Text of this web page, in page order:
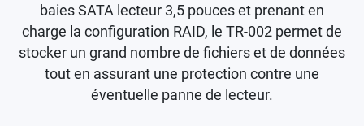
baies SATA lecteur 3,5 pouces et prenant en
charge la configuration RAID, le TR-002 permet de
stocker un grand nombre de fichiers et de données
tout en assurant une protection contre une
éventuelle panne de lecteur.